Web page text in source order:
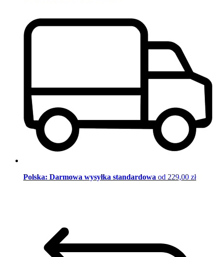
Polska: Darmowa wysyłka standardowa od 229,00 zł